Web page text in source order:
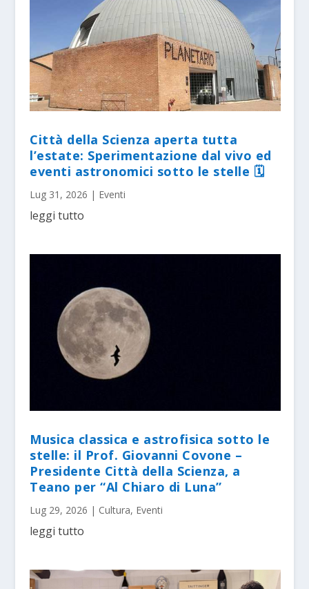
Città della Scienza aperta tutta
l’estate: Sperimentazione dal vivo ed
eventi astronomici sotto le stelle 🗓
Lug 31, 2026 | Eventi
leggi tutto
Musica classica e astrofisica sotto le
stelle: il Prof. Giovanni Covone –
Presidente Città della Scienza, a
Teano per “Al Chiaro di Luna”
Lug 29, 2026 | Cultura, Eventi
leggi tutto